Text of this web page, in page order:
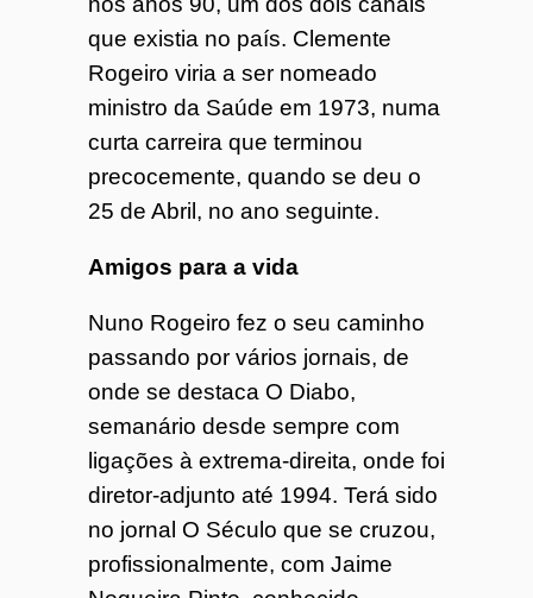
que existia no país. Clemente
Rogeiro viria a ser nomeado
ministro da Saúde em 1973, numa
curta carreira que terminou
precocemente, quando se deu o
25 de Abril, no ano seguinte.
Amigos para a vida
Nuno Rogeiro fez o seu caminho
passando por vários jornais, de
onde se destaca O Diabo,
semanário desde sempre com
ligações à extrema-direita, onde foi
diretor-adjunto até 1994. Terá sido
no jornal O Século que se cruzou,
profissionalmente, com Jaime